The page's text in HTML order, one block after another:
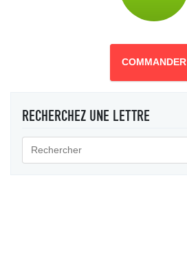
COMMANDER
RECHERCHEZ UNE LETTRE